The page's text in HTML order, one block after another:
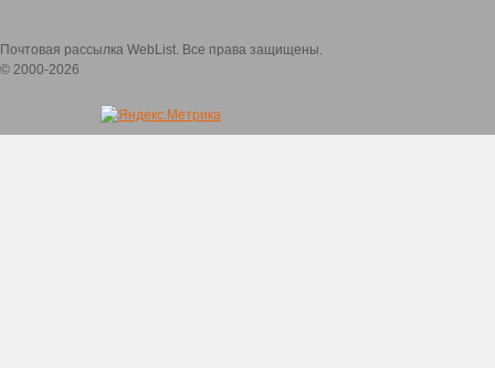
Почтовая рассылка WebList. Все права защищены.
© 2000-2026